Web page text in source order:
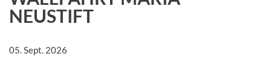
NEUSTIFT
05. Sept. 2026